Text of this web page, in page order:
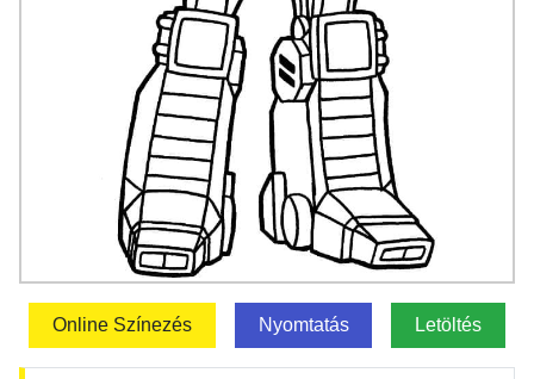
Online Színezés Nyomtatás Letöltés